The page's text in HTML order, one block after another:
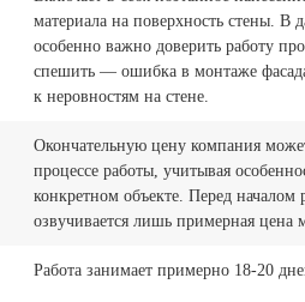
материала на поверхность стены. В
особенно важно доверить работу
спешить — ошибка в монтаже
к неровностям на стене.
Окончательную цену компания
процессе работы, учитывая
конкретном объекте. Перед началом
озвучивается лишь примерная цена
Работа занимает примерно 18-20